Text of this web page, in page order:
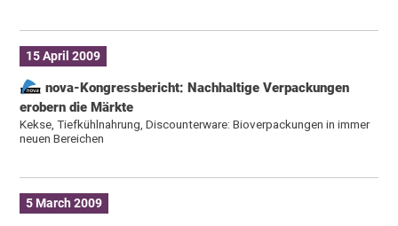
15 April 2009
nova-Kongressbericht: Nachhaltige Verpackungen
erobern die Märkte
Kekse, Tiefkühlnahrung, Discounterware: Bioverpackungen in immer
neuen Bereichen
5 March 2009